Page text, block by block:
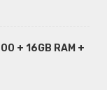
+ 16GB RAM +